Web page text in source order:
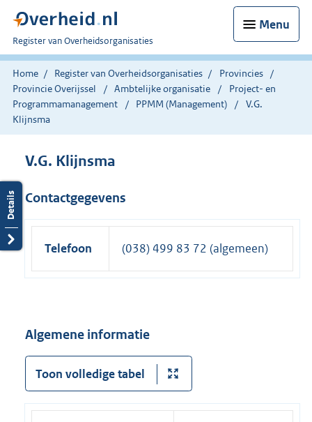
Menu
U
bent
nu
hier:
Register van Overheidsorganisaties
Home Register van Overheidsorganisaties
Provincies
Provincie Overijssel
Ambtelijke organisatie
Project- en
Programmamanagement
PPMM (Management)
V.G.
Klijnsma
V.G. Klijnsma
Contactgegevens
Telefoon (038) 499 83 72 (algemeen)
Algemene informatie
Toon volledige tabel